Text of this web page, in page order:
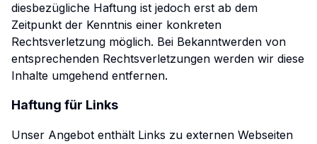
diesbezügliche Haftung ist jedoch erst ab dem
Zeitpunkt der Kenntnis einer konkreten
Rechtsverletzung möglich. Bei Bekanntwerden von
entsprechenden Rechtsverletzungen werden wir diese
Inhalte umgehend entfernen.
Haftung für Links
Unser Angebot enthält Links zu externen Webseiten